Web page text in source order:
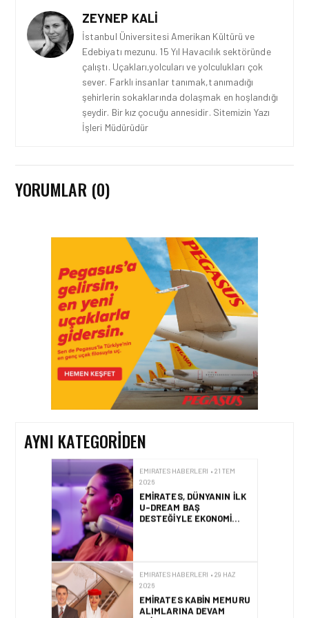
ZEYNEP KALI
İstanbul Üniversitesi Amerikan Kültürü ve
Edebiyatı mezunu. 15 Yıl Havacılık sektöründe
çalıştı. Uçakları,yolcuları ve yolculukları çok
sever. Farklı insanlar tanımak,tanımadığı
şehirlerin sokaklarında dolaşmak en hoşlandığı
şeydir. Bir kız çocuğu annesidir. Sitemizin Yazı
İşleri Müdürüdür
YORUMLAR (0)
AYNI KATEGORIDEN
EMIRATES HABERLERI • 31 TEM
2026
EMIRATES TÜRKIYE’DEKI
39. YILINI KUTLUYOR!
EMIRATES HABERLERI • 29 TEM
EMIRATES SKYWARDS
ÜYELERI ARTIK
AVRUPA’DA 12 BINDEN
FAZLA TREN
KULLANARAK SEYAHAT
EDEBILECEK
2026
EMIRATES, DÜNYANIN ILK
U-DREAM BAŞ
DESTEĞIYLE EKONOMI
SINIFI YOLCULUKLARINI
2026
EMIRATES KABIN MEMURU
ALIMLARINA DEVAM
EDIYOR